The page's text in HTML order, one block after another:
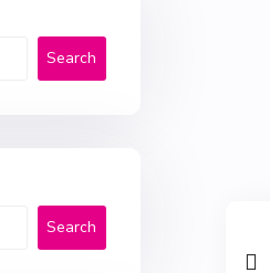
Search
Search